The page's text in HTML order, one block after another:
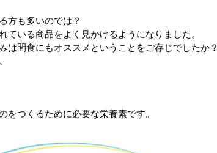
方も多いのでは？
いる商品をよく見かけるようになりました。
間食にもオススメということをご存じでしたか？
つくるために必要な栄養素です。